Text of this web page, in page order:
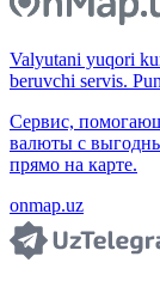
Valyutani yuqori
beruvchi servis.
Сервис,
валюты с
прямо на карте.
onmap.uz